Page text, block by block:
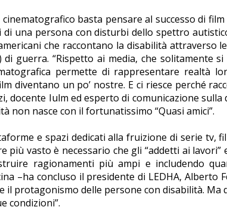
basta pensare al successo di film
una persona con disturbi dello spettro
che raccontano la disabilità attraverso
guerra. “Rispetto ai media, che solitamente
permette di rappresentare realtà
diventano un po’ nostre. E ci riesce perché
docente Iulm ed esperto di comunicazione sulla
non nasce con il fortunatissimo “Quasi amici”.
e spazi dedicati alla fruizione di serie tv,
più vasto è necessario che gli “addetti ai lavori”
ragionamenti più ampi e includendo
–ha concluso il presidente di LEDHA, Alberto
il protagonismo delle persone con disabilità. Ma
condizioni”.